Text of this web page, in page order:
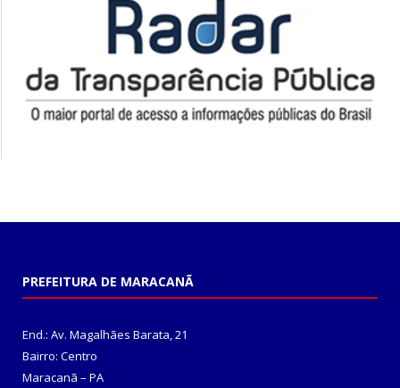
PREFEITURA DE MARACANÃ
End.: Av. Magalhães Barata, 21
Bairro: Centro
Maracanã – PA